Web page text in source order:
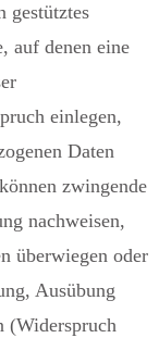
gestütztes
auf denen eine
einlegen,
Daten
zwingende
nachweisen,
überwiegen oder
Ausübung
(Widerspruch